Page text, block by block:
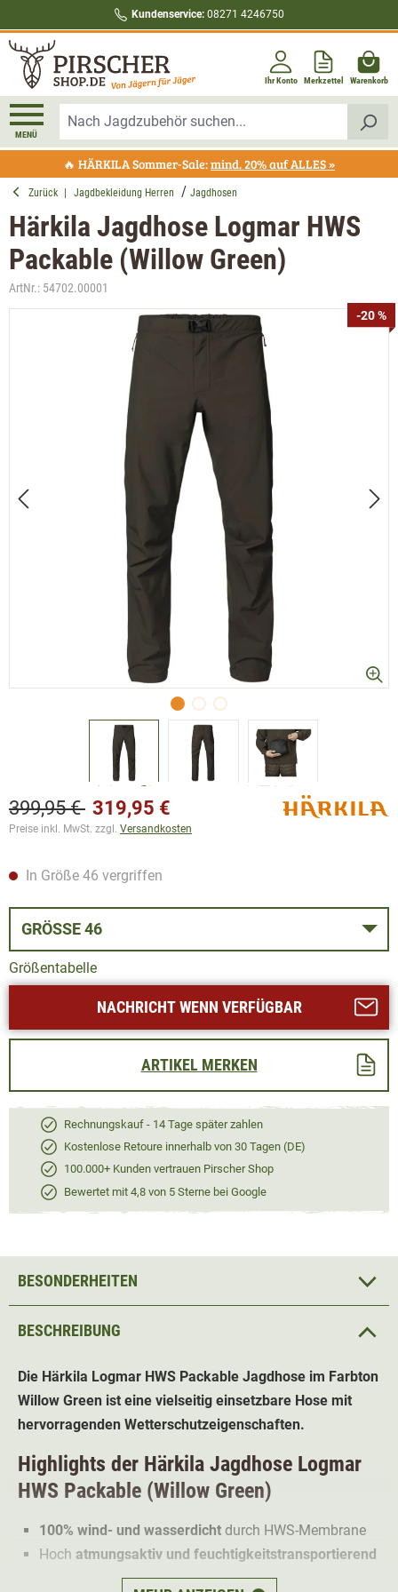
Kundenservice: 08271 4246750
Ihr Konto Merkzettel Warenkorb
MENÜ
🔥 HÄRKILA Sommer-Sale:mind. 20% auf ALLES »
Zurück Jagdbekleidung Herren Jagdhosen
Härkila Jagdhose Logmar HWS
Packable (Willow Green)
ArtNr.: 54702.00001
Bildergalerie überspringen -20 %
399,95 € 319,95 €
Preise inkl. MwSt. zzgl. Versandkosten
In Größe 46 vergriffen
GRÖSSE 46
Größentabelle
NACHRICHT WENN VERFÜGBAR
ARTIKEL MERKEN
Rechnungskauf - 14 Tage später zahlen
Kostenlose Retoure innerhalb von 30 Tagen (DE)
100.000+ Kunden vertrauen Pirscher Shop
Bewertet mit 4,8 von 5 Sterne bei Google
BESCHREIBUNG
Die Härkila Logmar HWS Packable Jagdhose im Farbton
Willow Green ist eine vielseitig einsetzbare Hose mit
hervorragenden Wetterschutzeigenschaften.
Highlights der Härkila Jagdhose Logmar
HWS Packable (Willow Green)
100% wind- und wasserdicht durch HWS-Membrane
Hoch atmungsaktiv und feuchtigkeitstransportierend
BESONDERHEITEN